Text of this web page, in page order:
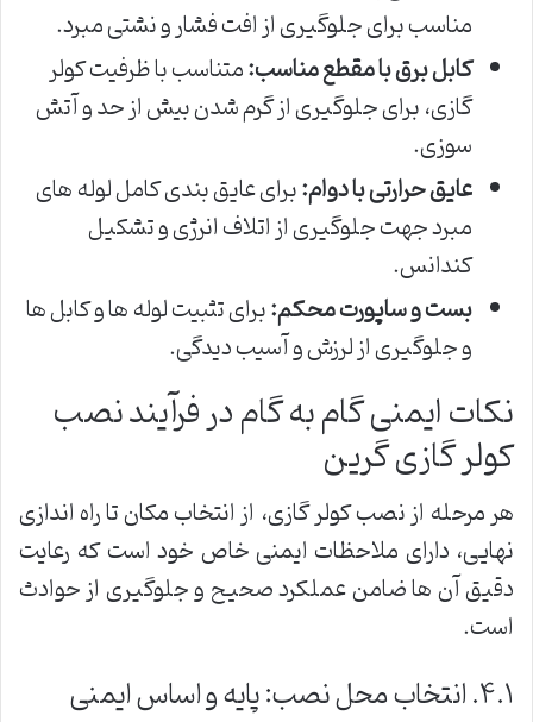
مناسب برای جلوگیری از افت فشار و نشتی مبرد.
کابل برق با مقطع مناسب:متناسب با ظرفیت کولر
گازی، برای جلوگیری از گرم شدن بیش از حد و آتش
سوزی.
عایق حرارتی با دوام:برای عایق بندی کامل لوله های
مبرد جهت جلوگیری از اتلاف انرژی و تشکیل
کندانس.
بست و ساپورت محکم:برای تثبیت لوله ها و کابل ها
و جلوگیری از لرزش و آسیب دیدگی.
نکات ایمنی گام به گام در فرآیند نصب
کولر گازی گرین
هر مرحله از نصب کولر گازی، از انتخاب مکان تا راه اندازی
نهایی، دارای ملاحظات ایمنی خاص خود است که رعایت
دقیق آن ها ضامن عملکرد صحیح و جلوگیری از حوادث
است.
۴.۱. انتخاب محل نصب: پایه و اساس ایمنی